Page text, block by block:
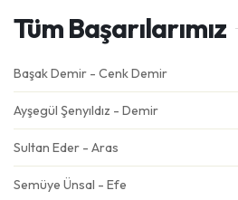
Tüm Başarılarımız
Başak Demir - Cenk Demir
Ayşegül Şenyıldız - Demir
Sultan Eder - Aras
Semüye Ünsal - Efe